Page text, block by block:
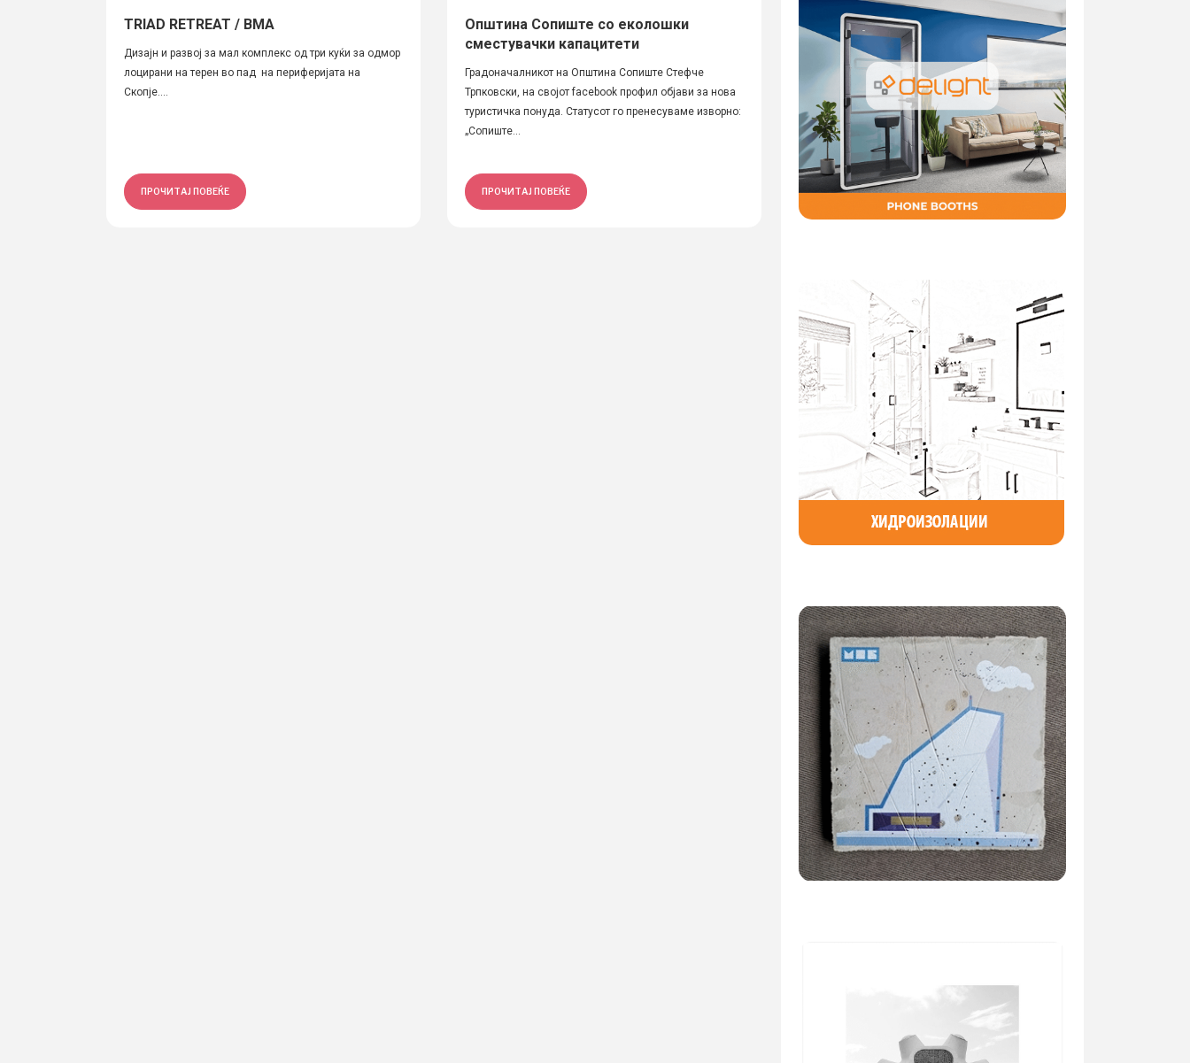
TRIAD RETREAT / BMA
Дизајн и развој за мал комплекс од три куќи за одмор
лоцирани на терен во пад на периферијата на
Скопје....
ПРОЧИТАЈ ПОВЕЌЕ
Општина Сопиште со еколошки
сместувачки капацитети
Градоначалникот на Општина Сопиште Стефче
Трпковски, на својот facebook профил објави за нова
туристичка понуда. Статусот го пренесуваме изворно:
„Сопиште...
ПРОЧИТАЈ ПОВЕЌЕ